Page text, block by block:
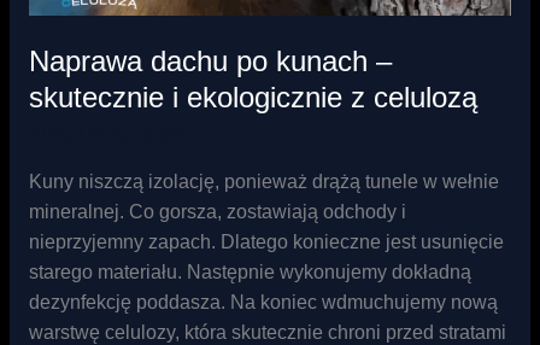
Naprawa dachu po kunach –
skutecznie i ekologicznie z celulozą
Kuny niszczą izolację, ponieważ drążą tunele w wełnie
mineralnej. Co gorsza, zostawiają odchody i
nieprzyjemny zapach. Dlatego konieczne jest usunięcie
starego materiału. Następnie wykonujemy dokładną
dezynfekcję poddasza. Na koniec wdmuchujemy nową
warstwę celulozy, która skutecznie chroni przed stratami